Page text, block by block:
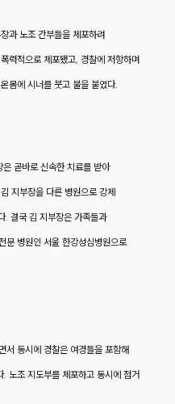
과 노조 간부들을 체포하려
력적으로 체포됐고, 경찰에 저항하며
몸에 시너를 붓고 불을 붙였다.
곧바로 신속한 치료를 받아
지부장을 다른 병원으로 강제
. 결국 김 지부장은 가족들과
문 병원인 서울 한강성심병원으로
동시에 경찰은 여경들을 포함해
노조 지도부를 체포하고 동시에 점거